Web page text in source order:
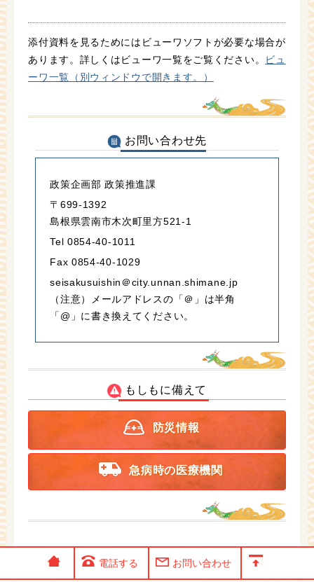
添付資料を見るためにはビューワソフトが必要な場合が
あります。詳しくはビューワ一覧をご覧ください。
ビュ
ーワ一覧（別ウィンドウで開きます。）
お問い合わせ先
政策企画部 政策推進課
〒699-1392
島根県雲南市木次町里方521-1
Tel 0854-40-1011
Fax 0854-40-1029
seisakusuishin＠city.unnan.shimane.jp
（注意）メールアドレスの「＠」は半角
「@」に書き換えてください。
もしもに備えて
防災情報
急病時の医療機関
電話する お問い合わせ